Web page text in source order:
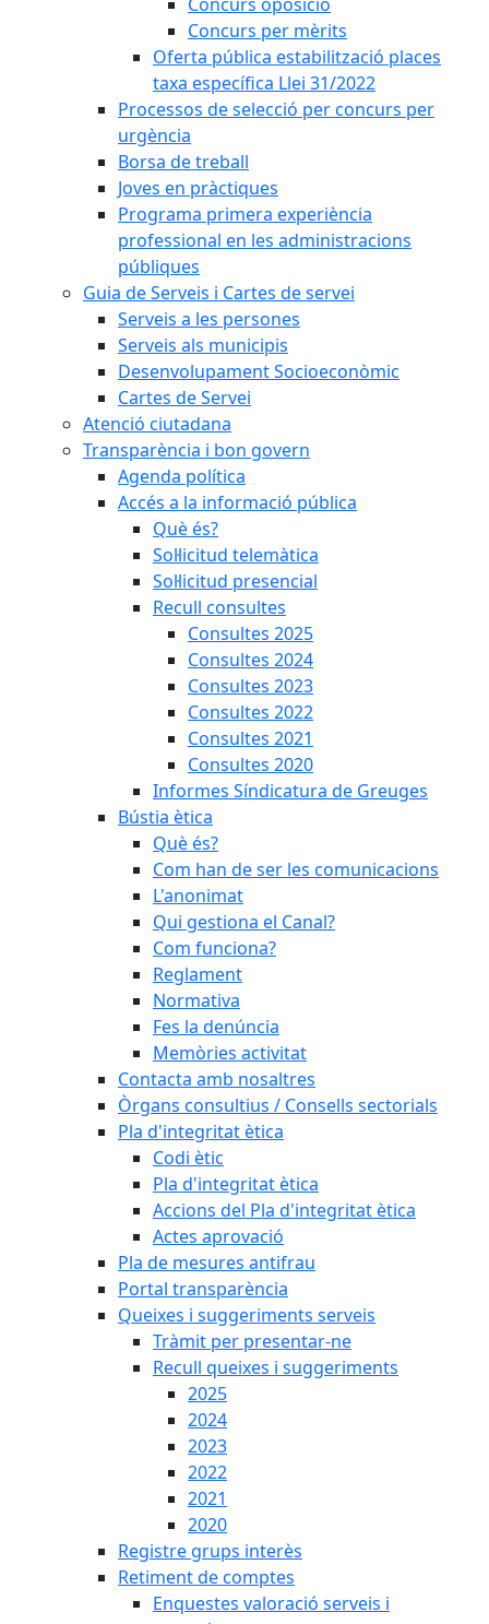
Concurs per mèrits
Oferta pública estabilització places
taxa específica Llei 31/2022
Processos de selecció per concurs per
urgència
Borsa de treball
Joves en pràctiques
Programa primera experiència
professional en les administracions
públiques
Guia de Serveis i Cartes de servei
Serveis a les persones
Serveis als municipis
Desenvolupament Socioeconòmic
Cartes de Servei
Atenció ciutadana
Transparència i bon govern
Agenda política
Accés a la informació pública
Què és?
Sol·licitud telemàtica
Sol·licitud presencial
Recull consultes
Consultes 2025
Consultes 2024
Consultes 2023
Consultes 2022
Consultes 2021
Consultes 2020
Informes Síndicatura de Greuges
Bústia ètica
Què és?
Com han de ser les comunicacions
L'anonimat
Qui gestiona el Canal?
Com funciona?
Reglament
Normativa
Fes la denúncia
Memòries activitat
Contacta amb nosaltres
Òrgans consultius / Consells sectorials
Pla d'integritat ètica
Codi ètic
Pla d'integritat ètica
Accions del Pla d'integritat ètica
Actes aprovació
Pla de mesures antifrau
Portal transparència
Queixes i suggeriments serveis
Tràmit per presentar-ne
Recull queixes i suggeriments
2025
2024
2023
2022
2021
2020
Registre grups interès
Retiment de comptes
Enquestes valoració serveis i